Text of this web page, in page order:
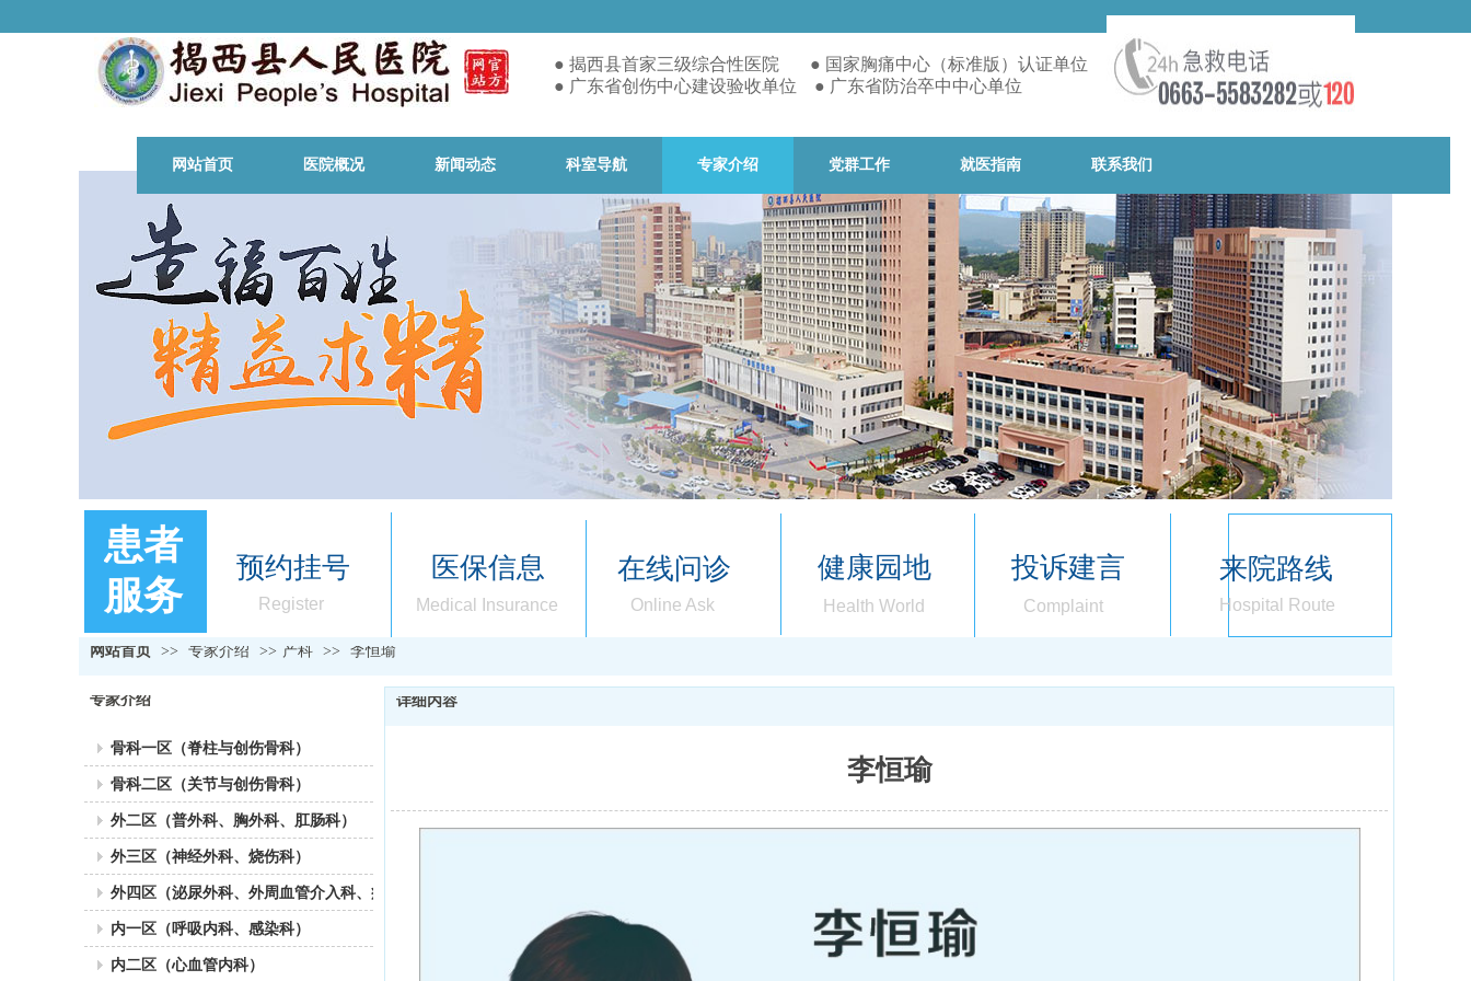
● 揭西县首家三级综合性医院 ● 国家胸痛中心（标准版）认证单位
● 广东省创伤中心建设验收单位 ● 广东省防治卒中中心单位
网站首页 医院概况 新闻动态 科室导航 专家介绍 党群工作 就医指南 联系我们
患者
服务
预约挂号 医保信息 在线问诊 健康园地 投诉建言 来院路线
Register Medical Insurance Online Ask Health World Complaint Hospital Route
网站首页 >> 专家介绍 >> 产科 >> 李恒瑜
专家介绍
骨科一区（脊柱与创伤骨科）
骨科二区（关节与创伤骨科）
外二区（普外科、胸外科、肛肠科）
外三区（神经外科、烧伤科）
外四区（泌尿外科、外周血管介入科、疼痛科）
内一区（呼吸内科、感染科）
内二区（心血管内科）
详细内容
李恒瑜